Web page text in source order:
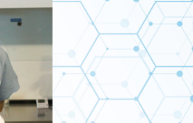
Quân sự - Quốc phòng
Việt Nam
Phân tích